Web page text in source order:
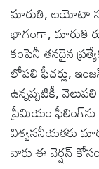
మారుతి, టయోటా
భాగంగా, మారుతి
కంపెనీ తనదైన
లోపలి ఫీచర్లు,
ఉన్నప్పటికీ,
ప్రీమియం
విశ్వసనీయతకు
వారు ఈ వెర్షన్